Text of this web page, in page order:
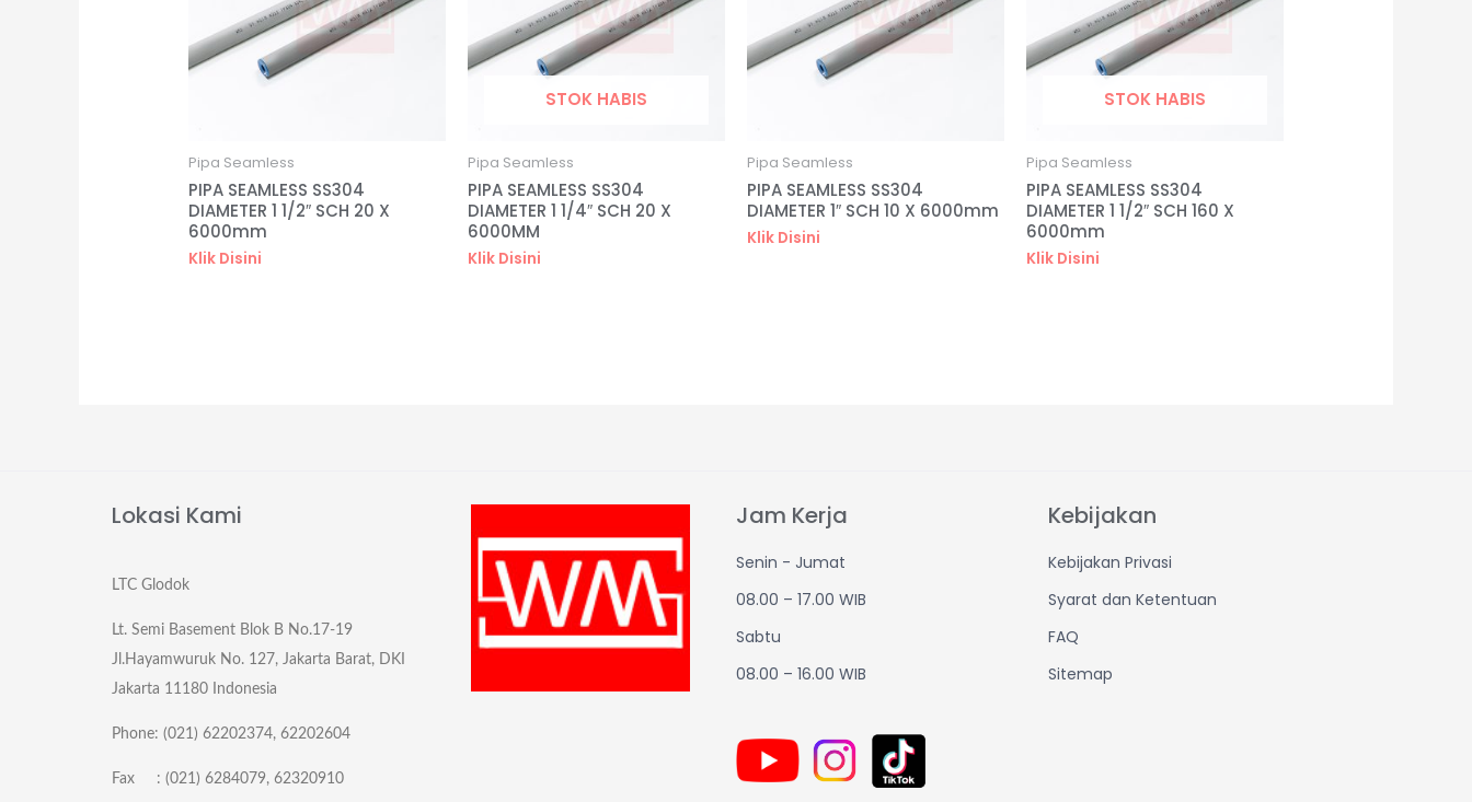
Pipa Seamless
PIPA SEAMLESS SS304
DIAMETER 1 1/2″ SCH 20 X
6000mm
Klik Disini
STOK HABIS
Pipa Seamless
PIPA SEAMLESS SS304
DIAMETER 1 1/4″ SCH 20 X
6000MM
Klik Disini
Pipa Seamless
PIPA SEAMLESS SS304
DIAMETER 1″ SCH 10 X 6000mm
Klik Disini
STOK HABIS
Pipa Seamless
PIPA SEAMLESS SS304
DIAMETER 1 1/2″ SCH 160 X
6000mm
Klik Disini
Lokasi Kami
LTC Glodok
Lt. Semi Basement Blok B No.17-19
Jl.Hayamwuruk No. 127, Jakarta Barat, DKI
Jakarta 11180 Indonesia
Phone: (021) 62202374, 62202604
Fax : (021) 6284079, 62320910
Jam Kerja
Senin - Jumat
08.00 – 17.00 WIB
Sabtu
08.00 – 16.00 WIB
Kebijakan
Kebijakan Privasi
Syarat dan Ketentuan
FAQ
Sitemap